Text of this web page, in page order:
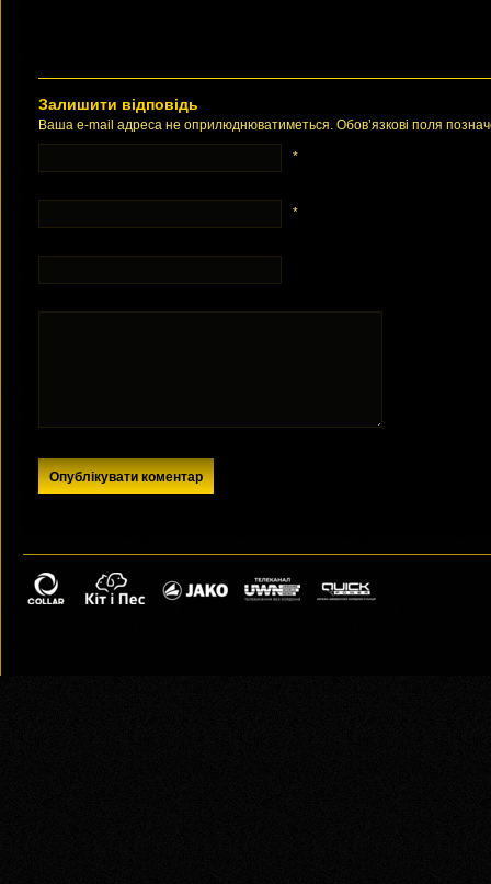
Залишити відповідь
Ваша e-mail адреса не оприлюднюватиметься. Обов’язкові поля
*
*